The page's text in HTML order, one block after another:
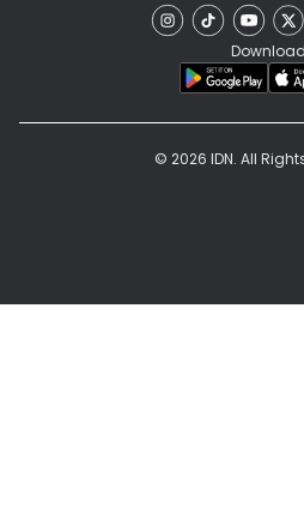
Download
© 2026 IDN. All